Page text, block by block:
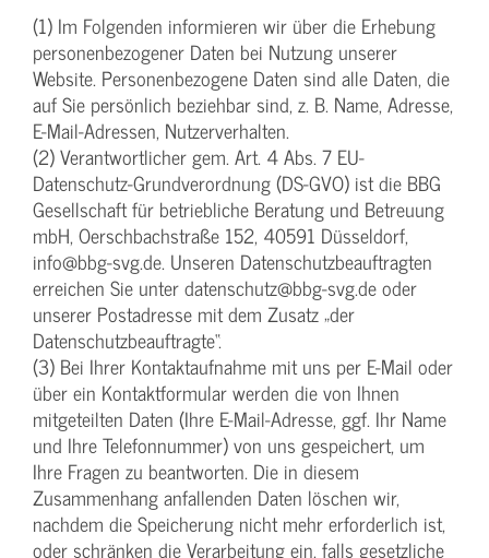
(1) Im Folgenden informieren wir über die Erhebung
personenbezogener Daten bei Nutzung unserer
Website. Personenbezogene Daten sind alle Daten, die
auf Sie persönlich beziehbar sind, z. B. Name, Adresse,
E-Mail-Adressen, Nutzerverhalten.
(2) Verantwortlicher gem. Art. 4 Abs. 7 EU-
Datenschutz-Grundverordnung (DS-GVO) ist die BBG
Gesellschaft für betriebliche Beratung und Betreuung
mbH, Oerschbachstraße 152, 40591 Düsseldorf,
info@bbg-svg.de. Unseren Datenschutzbeauftragten
erreichen Sie unter datenschutz@bbg-svg.de oder
unserer Postadresse mit dem Zusatz „der
Datenschutzbeauftragte“.
(3) Bei Ihrer Kontaktaufnahme mit uns per E-Mail oder
über ein Kontaktformular werden die von Ihnen
mitgeteilten Daten (Ihre E-Mail-Adresse, ggf. Ihr Name
und Ihre Telefonnummer) von uns gespeichert, um
Ihre Fragen zu beantworten. Die in diesem
Zusammenhang anfallenden Daten löschen wir,
nachdem die Speicherung nicht mehr erforderlich ist,
oder schränken die Verarbeitung ein, falls gesetzliche